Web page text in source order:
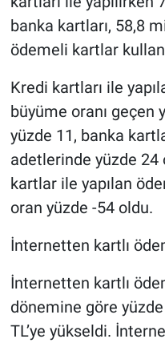
banka kartları, 58,8
ödemeli kartlar
Kredi kartları ile
büyüme oranı geçen
yüzde 11, banka
adetlerinde yüzde
kartlar ile yapılan
oran yüzde -54 oldu.
İnternetten kartlı
İnternetten kartlı
dönemine göre
TL’ye yükseldi.